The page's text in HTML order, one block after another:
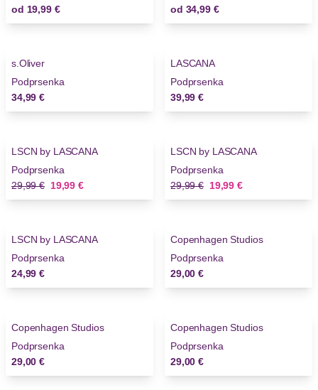
od 19,99 €
od 34,99 €
Novinky
s.Oliver
Podprsenka
34,99 €
Novinky
LASCANA
Podprsenka
39,99 €
LSCN by LASCANA
Podprsenka
Stará cena
29,99 € Nová cena
19,99 €
LSCN by LASCANA
Podprsenka
Stará cena
29,99 € Nová cena
19,99 €
LSCN by LASCANA
Podprsenka
24,99 €
Novinky
Copenhagen Studios
Podprsenka
29,00 €
Copenhagen Studios
Podprsenka
29,00 €
Copenhagen Studios
Podprsenka
29,00 €